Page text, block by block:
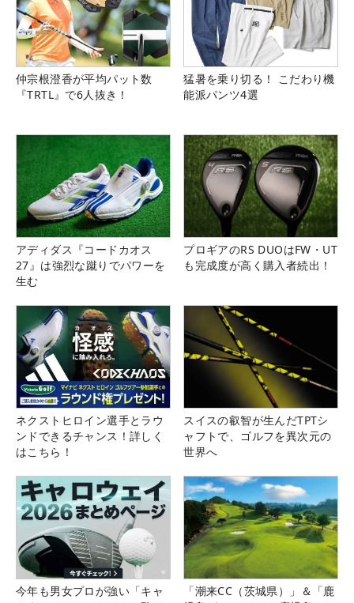
仲宗根澄香が平均パット数
『TRTL』で6人抜き！
猛暑を乗り切る！ こだわり機
能派パンツ4選
アディダス『コードカオス
27』は強烈な蹴りでパワーを
生む
プロギアのRS DUOはFW・UT
も完成度が高く購入者続出！
ネクストヒロイン選手とラウ
ンドできるチャンス！詳しく
はこちら！
スイスの叡智が生んだTPTシ
ャフトで、ゴルフを異次元の
世界へ
今年も男女プロが強い「キャ
「潮来CC（茨城県）」＆「鹿